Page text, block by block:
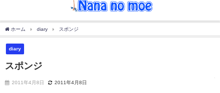
ホーム diary スポンジ
diary
スポンジ
2011年4月8日 2011年4月8日